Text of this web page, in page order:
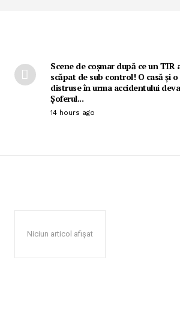
Scene de coșmar după ce un TIR
scăpat de sub control! O casă și o
distruse în urma accidentului
Șoferul...
14 hours ago
Niciun articol afișat